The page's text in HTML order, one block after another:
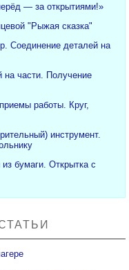
— за открытиями!»
"Рыжая сказка"
Соединение деталей на
на части. Получение
работы. Круг,
инструмент.
бумаги. Открытка с